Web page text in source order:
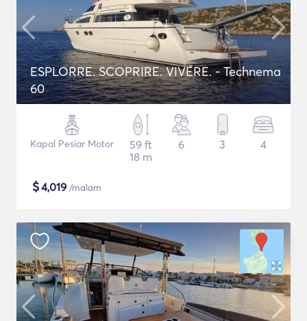
ESPLORRE. SCOPRIRE. VIVERE. - Technema
60
Kapal Pesiar Motor
59 ft
18 m
6 3 4
$4,019 /malam